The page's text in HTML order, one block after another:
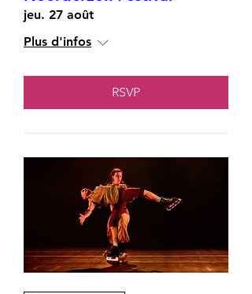
jeu. 27 août
Plus d'infos
RSVP